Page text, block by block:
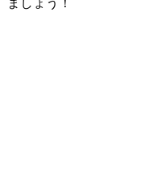
ましょう！